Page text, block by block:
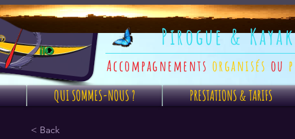
Pirogue &
Accompagnements organisés ou
QUI SOMMES-NOUS ? PRESTATIONS & TARIFS
< Back